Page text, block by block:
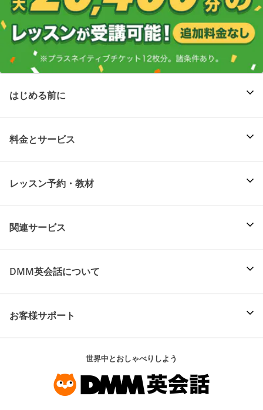
はじめる前に
料金とサービス
レッスン予約・教材
関連サービス
DMM英会話について
お客様サポート
世界中とおしゃべりしよう